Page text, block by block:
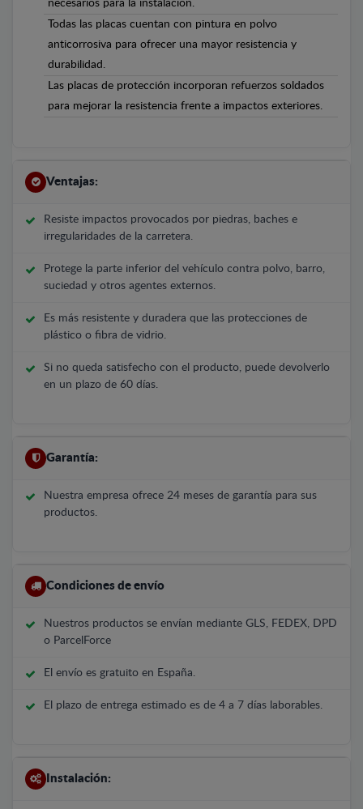
necesarios para la instalación.
Todas las placas cuentan con pintura en polvo
anticorrosiva para ofrecer una mayor resistencia y
durabilidad.
Las placas de protección incorporan refuerzos soldados
para mejorar la resistencia frente a impactos exteriores.
Ventajas:
Resiste impactos provocados por piedras, baches e
irregularidades de la carretera.
Protege la parte inferior del vehículo contra polvo, barro,
suciedad y otros agentes externos.
Es más resistente y duradera que las protecciones de
plástico o fibra de vidrio.
Si no queda satisfecho con el producto, puede devolverlo
en un plazo de 60 días.
Garantía:
Nuestra empresa ofrece 24 meses de garantía para sus
productos.
Condiciones de envío
Nuestros productos se envían mediante GLS, FEDEX, DPD
o ParcelForce
El envío es gratuito en España.
El plazo de entrega estimado es de 4 a 7 días laborables.
Instalación: